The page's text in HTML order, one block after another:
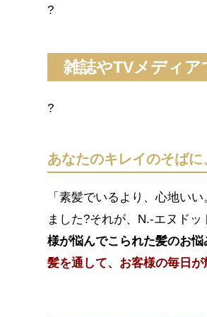
?
雑誌やTVメディ
?
あなたのキレイのそば
「素髪でいるより、心地い
ました?それが、N.-エヌドッ
様が悩んでこられた髪のお
髪を通して、お客様の毎日